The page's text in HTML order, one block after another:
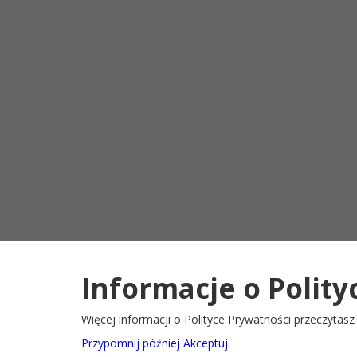
2022@ Oficjalny serwis internetowy Gminy Ryglice Deklaracja
Informacje o
Więcej informacji o Polityce Prywatności przeczytasz
Przypomnij później Akceptuj